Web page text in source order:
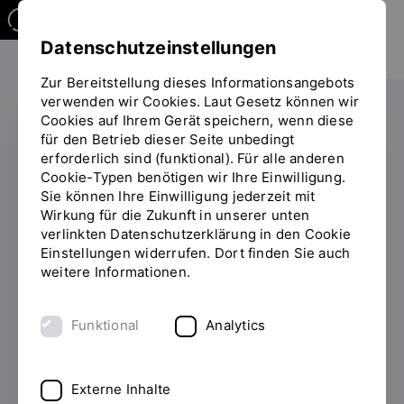
UNIVERSITÄTS- UND
HOCHSCHUL-CHECK
OTH Regensburg
gehört zu den
Hochschulen
Datenschutzeinstellungen
Zur Bereitstellung dieses Informationsangebots
verwenden wir Cookies. Laut Gesetz können wir
Cookies auf Ihrem Gerät speichern, wenn diese
für den Betrieb dieser Seite unbedingt
erforderlich sind (funktional). Für alle anderen
Cookie-Typen benötigen wir Ihre Einwilligung.
Sie können Ihre Einwilligung jederzeit mit
Wirkung für die Zukunft in unserer unten
verlinkten Datenschutzerklärung in den Cookie
Einstellungen widerrufen. Dort finden Sie auch
weitere Informationen.
Funktional Analytics
Externe Inhalte